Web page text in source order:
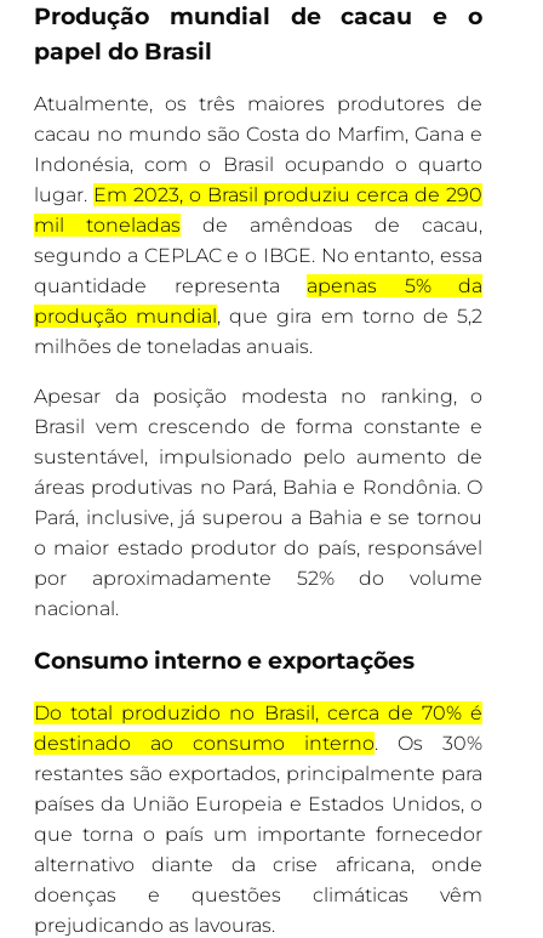
Produção mundial de cacau e o
papel do Brasil
Atualmente, os três maiores produtores de
cacau no mundo são Costa do Marfim, Gana e
Indonésia, com o Brasil ocupando o quarto
lugar. Em 2023, o Brasil produziu cerca de 290
mil toneladas de amêndoas de cacau,
segundo a CEPLAC e o IBGE. No entanto, essa
quantidade representa apenas 5% da
produção mundial, que gira em torno de 5,2
milhões de toneladas anuais.
Apesar da posição modesta no ranking, o
Brasil vem crescendo de forma constante e
sustentável, impulsionado pelo aumento de
áreas produtivas no Pará, Bahia e Rondônia. O
Pará, inclusive, já superou a Bahia e se tornou
o maior estado produtor do país, responsável
por aproximadamente 52% do volume
nacional.
Consumo interno e exportações
Do total produzido no Brasil, cerca de 70% é
destinado ao consumo interno. Os 30%
restantes são exportados, principalmente para
países da União Europeia e Estados Unidos, o
que torna o país um importante fornecedor
alternativo diante da crise africana, onde
doenças e questões climáticas vêm
prejudicando as lavouras.